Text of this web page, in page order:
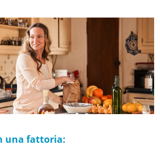
una fattoria: